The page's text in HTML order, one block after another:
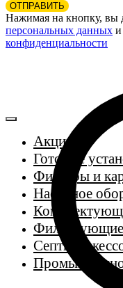
ОТПРАВИТЬ
Нажимая на кнопку, вы
персональных данных и
конфиденциальности
Акции
Готовые
Фильтры и
Насосное
Фильтрующие
Септики,